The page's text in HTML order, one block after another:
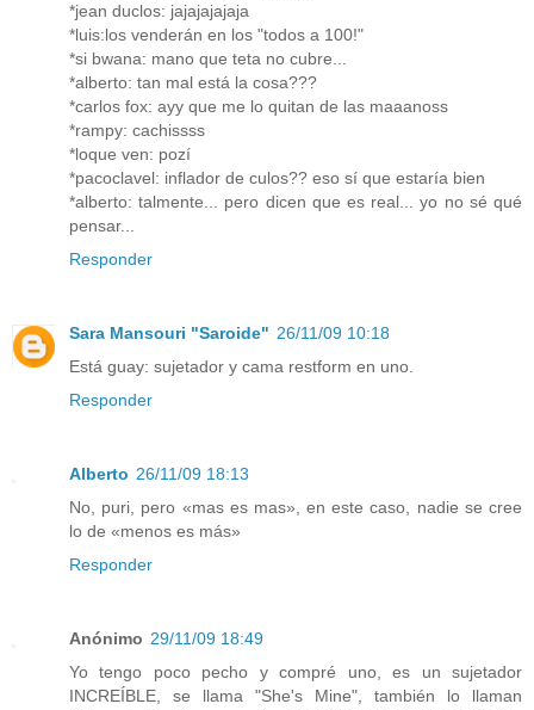
*jean duclos: jajajajajaja
*luis:los venderán en los "todos a 100!"
*si bwana: mano que teta no cubre...
*alberto: tan mal está la cosa???
*carlos fox: ayy que me lo quitan de las maaanoss
*rampy: cachissss
*loque ven: pozí
*pacoclavel: inflador de culos?? eso sí que estaría bien
*alberto: talmente... pero dicen que es real... yo no sé qué
pensar...
Responder
Sara Mansouri "Saroide" 26/11/09 10:18
Está guay: sujetador y cama restform en uno.
Responder
Alberto 26/11/09 18:13
No, puri, pero «mas es mas», en este caso, nadie se cree
lo de «menos es más»
Responder
Anónimo 29/11/09 18:49
Yo tengo poco pecho y compré uno, es un sujetador
INCREÍBLE, se llama "She's Mine", también lo llaman